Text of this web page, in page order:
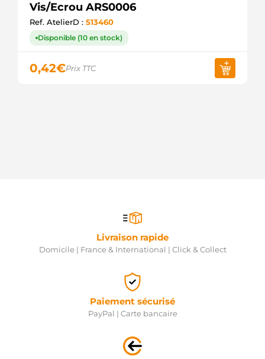
Vis/Ecrou ARS0006
Ref. AtelierD : 513460
Disponible (10 en stock)
0,42€Prix TTC
Livraison rapide
Domicile | France & International | Click & Collect
Paiement sécurisé
PayPal | Carte bancaire